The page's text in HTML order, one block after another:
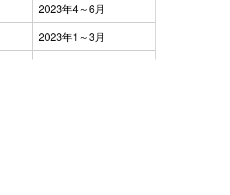
2023年4～6月
2023年1～3月